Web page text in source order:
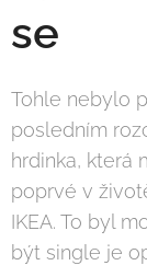
se
Tohle nebylo
posledním
hrdinka, která
poprvé v
IKEA. To byl
být single je